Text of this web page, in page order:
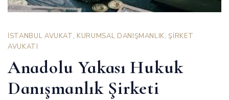
İSTANBUL AVUKAT, KURUMSAL DANIŞMANLIK, ŞİRKET
AVUKATI
Anadolu Yakası Hukuk
Danışmanlık Şirketi